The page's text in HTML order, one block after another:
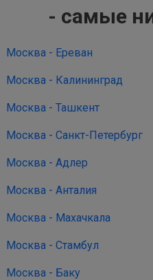
- самые
Москва - Ереван
Москва - Калининград
Москва - Ташкент
Москва - Санкт-Петербург
Москва - Адлер
Москва - Анталия
Москва - Махачкала
Москва - Стамбул
Москва - Баку